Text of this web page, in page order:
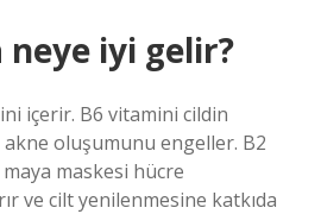
iyi gelir?
içerir. B6 vitamini cildin
akne oluşumunu engeller. B2
maskesi hücre
ve cilt yenilenmesine katkıda